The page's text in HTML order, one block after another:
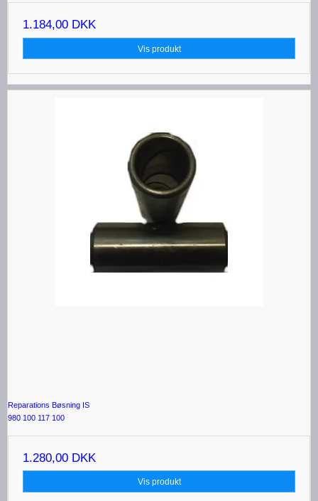
1.184,00 DKK
Vis produkt
Reparations Bøsning IS
980 100 117 100
1.280,00 DKK
Vis produkt